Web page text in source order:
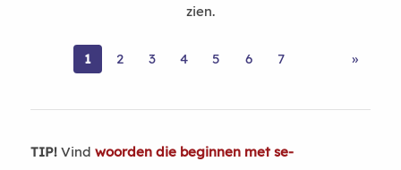
zien.
1 2 3 4 5 6 7 »
TIP!Vind woorden die beginnen met se-